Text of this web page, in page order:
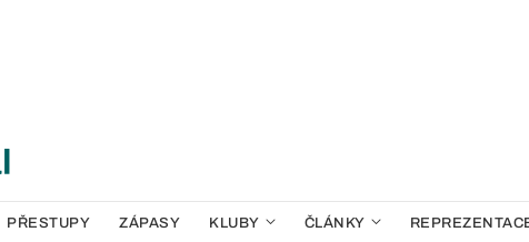
PŘESTUPY ZÁPASY KLUBY ČLÁNKY